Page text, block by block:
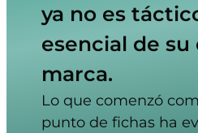
ya no es
esencial de
marca.
Lo que comenzó
punto de fichas ha